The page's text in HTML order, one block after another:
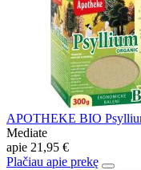
APOTHEKE BIO
Mediate
apie 21,95 €
Plačiau apie prekę